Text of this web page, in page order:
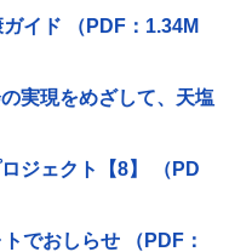
イド （PDF：1.34M
実現をめざして、天塩
ジェクト【8】 （PD
でおしらせ （PDF：